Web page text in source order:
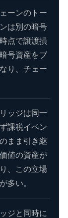
ーンのトー
は別の暗号
点で譲渡損
号資産をブ
り、チェー
ッジは同一
課税イベン
まま引き継
値の資産が
、この立場
多い。
ジと同時に